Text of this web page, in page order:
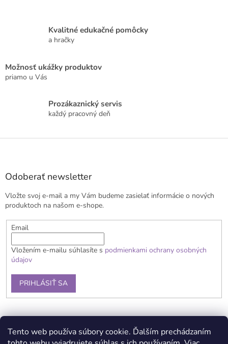
Tento web používa súbory cookie. Ďalším prechádzaním
v
s
u
Kvalitné edukačné pomôcky
a hračky
Možnosť ukážky produktov
priamo u Vás
Prozákaznický servis
každý pracovný deň
Z
Odoberať newsletter
Vložte svoj e-mail a my Vám budeme zasielať informácie o nových
produktoch na našom e-shope.
Email
Vložením e-mailu súhlasíte s podmienkami ochrany osobných
údajov
PRIHLÁSIŤ SA
Kontaky Podmienky ochrany osobných údajov